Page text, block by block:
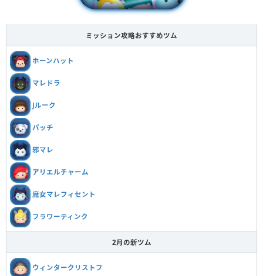
ミッション攻略おすすめツム
ホーンハット
マレドラ
Jルーク
パッチ
邪マレ
アリエルチャーム
魔女マレフィセント
フラワーティンク
2月の新ツム
ウィンタークリストフ